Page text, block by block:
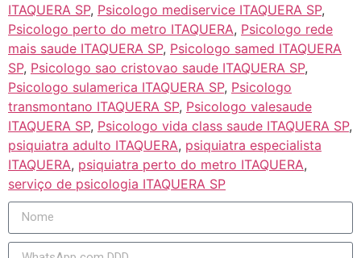
ITAQUERA SP, Psicologo mediservice ITAQUERA SP,
Psicologo perto do metro ITAQUERA, Psicologo rede
mais saude ITAQUERA SP, Psicologo samed ITAQUERA
SP, Psicologo sao cristovao saude ITAQUERA SP,
Psicologo sulamerica ITAQUERA SP, Psicologo
transmontano ITAQUERA SP, Psicologo valesaude
ITAQUERA SP, Psicologo vida class saude ITAQUERA SP,
psiquiatra adulto ITAQUERA, psiquiatra especialista
ITAQUERA, psiquiatra perto do metro ITAQUERA,
serviço de psicologia ITAQUERA SP